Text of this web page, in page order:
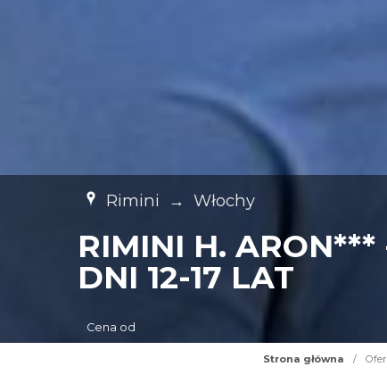
Rimini → Włochy
RIMINI H.
DNI 12-17 LAT
Cena od
Strona główna /